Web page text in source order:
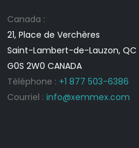
Canada :
21, Place de Verchères
Saint-Lambert-de-Lauzon, QC
G0S 2W0 CANADA
Téléphone : +1 877 503-6386
Courriel : info@xemmex.com